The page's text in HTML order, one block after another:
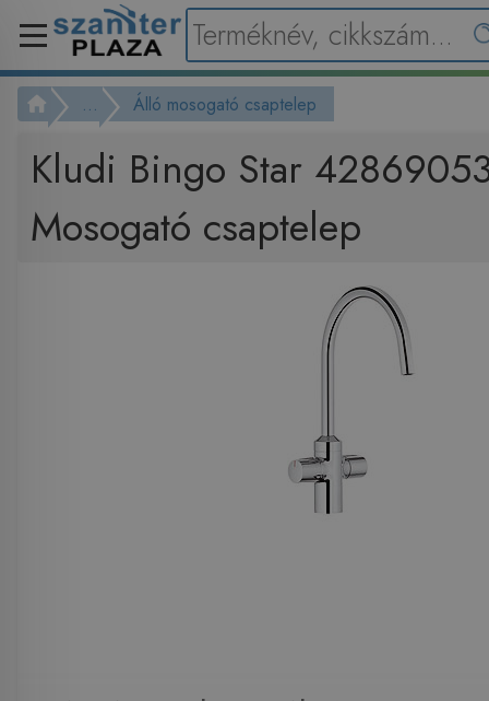
... Álló mosogató csaptelep
Kludi Bingo Star
Mosogató csaptelep